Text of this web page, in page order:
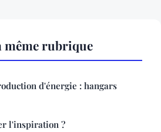
même rubrique
d'énergie : hangars
l'inspiration ?